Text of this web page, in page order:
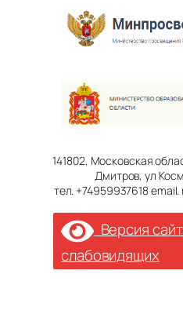
141802, Московская
Дмитров, ул
тел. +74959937618
Версия
слабовидящих